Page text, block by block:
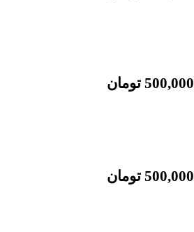
500,000 تومان
500,000 تومان